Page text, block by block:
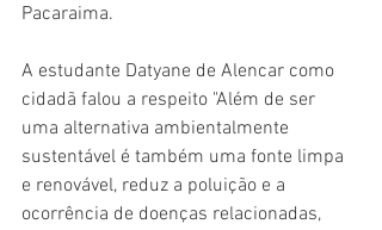
Pacaraima.
A estudante Datyane de Alencar como
cidadã falou a respeito "Além de ser
uma alternativa ambientalmente
sustentável é também uma fonte limpa
e renovável, reduz a poluição e a
ocorrência de doenças relacionadas,